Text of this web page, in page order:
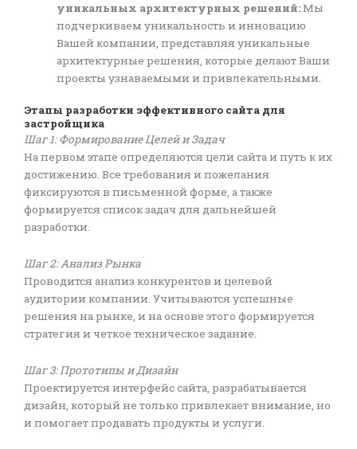
уникальных архитектурных решений:Мы
подчеркиваем уникальность и инновацию
Вашей компании, представляя уникальные
архитектурные решения, которые делают Ваши
проекты узнаваемыми и привлекательными.
Этапы разработки эффективного сайта для
застройщика
Шаг 1: Формирование Целей и Задач
На первом этапе определяются цели сайта и путь к их
достижению. Все требования и пожелания
фиксируются в письменной форме, а также
формируется список задач для дальнейшей
разработки.
Шаг 2: Анализ Рынка
Проводится анализ конкурентов и целевой
аудитории компании. Учитываются успешные
решения на рынке, и на основе этого формируется
стратегия и четкое техническое задание.
Шаг 3: Прототипы и Дизайн
Проектируется интерфейс сайта, разрабатывается
дизайн, который не только привлекает внимание, но
и помогает продавать продукты и услуги.